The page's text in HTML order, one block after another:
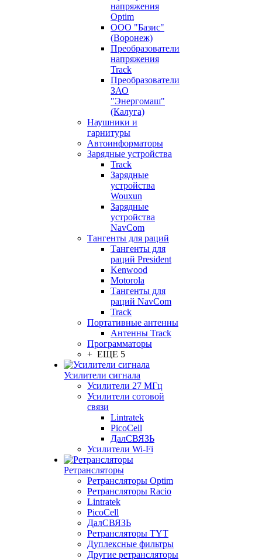
напряжения
Optim
ООО "Базис"
(Воронеж)
Преобразователи
напряжения
Track
Преобразователи
ЗАО
"Энергомаш"
(Калуга)
Наушники и
гарнитуры
Автоинформаторы
Зарядные устройства
Track
Зарядные
устройства
Wouxun
Зарядные
устройства
NavCom
Тангенты для раций
Тангенты для
раций President
Kenwood
Motorola
Тангенты для
раций NavCom
Track
Портативные антенны
Антенны Track
Программаторы
+ ЕЩЕ 5
Усилители сигнала
Усилители 27 МГц
Усилители сотовой
связи
Lintratek
PicoCell
ДалСВЯЗЬ
Усилители Wi-Fi
Ретрансляторы
Ретрансляторы Optim
Ретрансляторы Racio
Lintratek
PicoCell
ДалСВЯЗЬ
Ретрансляторы TYT
Дуплексные фильтры
Другие ретрансляторы